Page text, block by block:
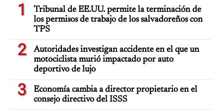
1
Tribunal de EE.UU. permite la terminación de
los permisos de trabajo de los salvadoreños con
TPS
2
Autoridades investigan accidente en el que un
motociclista murió impactado por auto
deportivo de lujo
3
Economía cambia a director propietario en el
consejo directivo del ISSS